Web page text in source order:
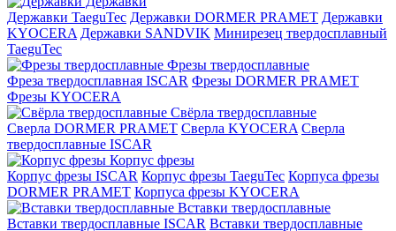
Державки TaeguTec Державки DORMER PRAMET Державки
KYOCERA Державки SANDVIK Минирезец твердосплавный
TaeguTec
Фрезы твердосплавные
Фреза твердосплавная ISCAR Фрезы DORMER PRAMET
Фрезы KYOCERA
Свёрла твердосплавные
Сверла DORMER PRAMET Сверла KYOCERA Сверла
твердосплавные ISCAR
Корпус фрезы
Корпус фрезы ISCAR Корпус фрезы TaeguTec Корпуса фрезы
DORMER PRAMET Корпуса фрезы KYOCERA
Вставки твердосплавные
Вставки твердосплавные ISCAR Вставки твердосплавные